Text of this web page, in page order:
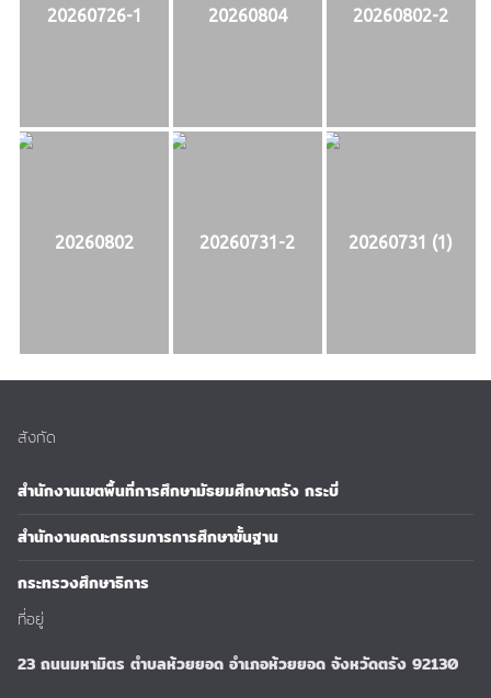
20260726-1 20260804 20260802-2
20260802 20260731-2 20260731 (1)
สังกัด
สำนักงานเขตพื้นที่การศึกษามัธยมศึกษาตรัง กระบี่
สำนักงานคณะกรรมการการศึกษาขั้นฐาน
กระทรวงศึกษาธิการ
ที่อยู่
23 ถนนมหามิตร ตำบลห้วยยอด อำเภอห้วยยอด จังหวัดตรัง 92130